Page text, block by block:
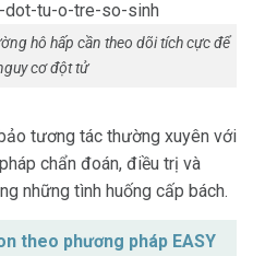
hô hấp cần theo dõi tích cực để
cơ đột tử
tương tác thường xuyên với
chẩn đoán, điều trị và
những tình huống cấp bách.
theo phương pháp EASY